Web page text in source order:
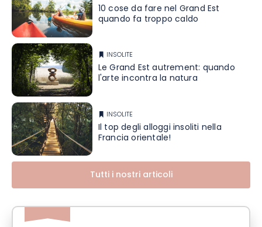
10 cose da fare nel Grand Est
quando fa troppo caldo
INSOLITE
Le Grand Est autrement: quando
l'arte incontra la natura
INSOLITE
Il top degli alloggi insoliti nella
Francia orientale!
Tutti i nostri articoli